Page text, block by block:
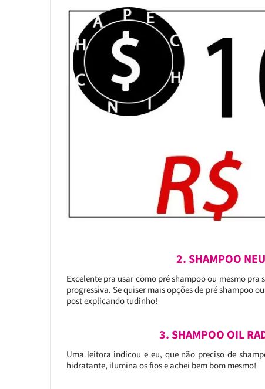
2. SHAMPOO
Excelente pra usar como pré shampoo ou mesmo
progressiva. Se quiser mais opções de pré shampoo
post explicando tudinho!
3. SHAMPOO OIL
Uma leitora indicou e eu, que não preciso de
hidratante, ilumina os fios e achei bem bom mesmo!